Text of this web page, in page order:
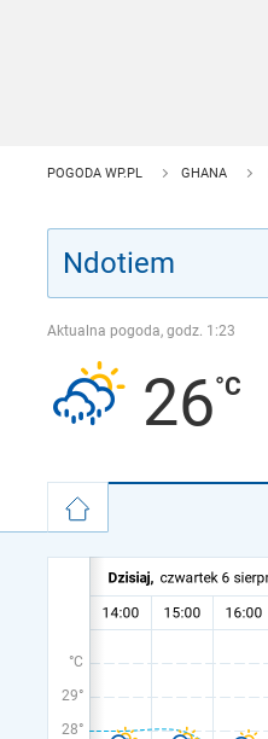
POGODA WP.PL GHANA
Aktualna pogoda, godz. 1:23
26
°C
29°
28°